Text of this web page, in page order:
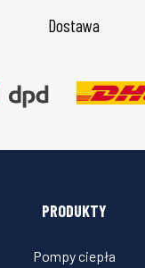
Dostawa
PRODUKTY
Pompy ciepła